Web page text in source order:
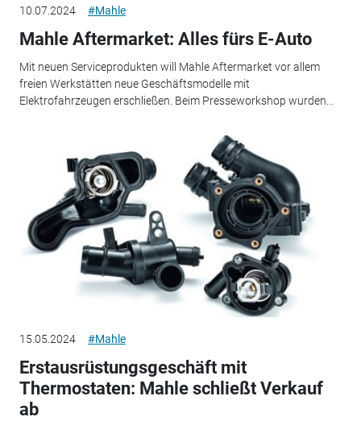
10.07.2024 #Mahle
Mahle Aftermarket: Alles fürs E-Auto
Mit neuen Serviceprodukten will Mahle Aftermarket vor allem
freien Werkstätten neue Geschäftsmodelle mit
Elektrofahrzeugen erschließen. Beim Presseworkshop wurden...
15.05.2024 #Mahle
Erstausrüstungsgeschäft mit
Thermostaten: Mahle schließt Verkauf
ab